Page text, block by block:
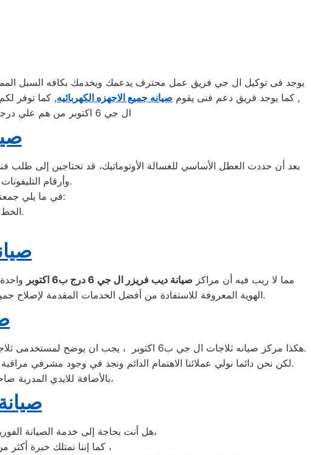
يوجد فى توكيل ال جي فريق عمل محترف يدعمك ويخدمك بكافه السبل
, كما يوجد فريق دعم فنى يقوم صيانه جميع الاجهزه الكهربائيه
ال جي 6 اكتوبر من هم علي درجة عاليه من المهارة ويدركوا جميع التفاصيل الفنية ومدربين
بعد أن حددت العطل الأساسي للغسالة الأوتوماتيك، قد تحتاجين إلى طلب
وأرقام التليفونات الوهمية لشركات صيانة غير معروفة، ما قد يعرضك لعمليات النصب.
في ما يلي جمعنا لك أرقام صيانة الغسالة الأوتوماتيك لأشهر الماركات في 6 اكتوبر:
الخط الساخن لصيانة غسالات ملابس ال جي 01210999852.
مما لا ريب فيه أن مراكز صيانة ديب فريزر ال جي درج ب6 اكتوبر
الهوية المعروفة للاستفادة من أفضل الخدمات المقدمة لإصلاحالواجهة المثالية للتعويل عليه والاستعانة به في ذلك العالم الكبير.
هكذا مركز صيانه ثلاجات ال جي ب6 اكتوبر ، يجب ان يوضح لمستخدمى ثلاجات ال جي ب6 اكتوبر ان كلنا يعلم مدى اهمية الثلاجة بالمنزل ونحن لا ندخر جهدا كي نلبي جميع طلبات الصيانه لثلاجات ال جي.
لكن نحن دائما نولي عملائنا الاهتمام الدائم ونجد في وجود مشرفي مراقبة الجودة الاختيار الامثل لخروج اجهزة الثلاجات سواء من مركز الصيانه لثلاجات ال جي المعتمد ب6 اكتوبر او من منزل العميل.
بالأضافة للايدي المدربة صاحبة الخبرة في كافة اعطال ثلاجات ال جي بجميع موديلاتها القديم منها والحديث،
صيانة
هل أنت بحاجة إلى خدمة الصيانة الفورية لغسالة الأطباق ال جي 6 اكتوبر لديك؟ نحن نمنحك خدمة الصيانة الفورية التي ترغب بها،
كما إننا نمتلك خبرة أكثر من 10 سنوات في خدمات إصلاحات كافة أنواع غسالات الأطباق ال جي 6 اكتوبر ،